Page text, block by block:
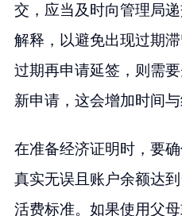
交，应当及时向管理局
解释，以避免出现过期
过期再申请延签，则需
新申请，这会增加时间与
在准备经济证明时，要
真实无误且账户余额达
活费标准。如果使用父